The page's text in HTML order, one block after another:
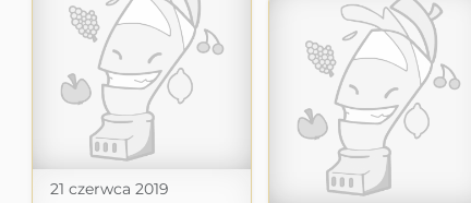
21 czerwca 2019